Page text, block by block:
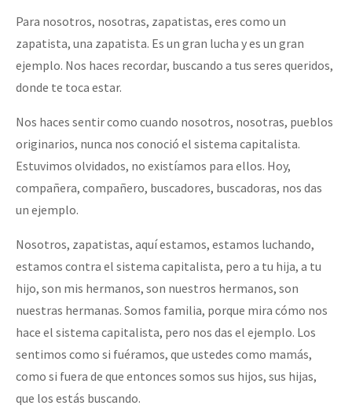
Para nosotros, nosotras, zapatistas, eres como un
zapatista, una zapatista. Es un gran lucha y es un gran
ejemplo. Nos haces recordar, buscando a tus seres queridos,
donde te toca estar.
Nos haces sentir como cuando nosotros, nosotras, pueblos
originarios, nunca nos conoció el sistema capitalista.
Estuvimos olvidados, no existíamos para ellos. Hoy,
compañera, compañero, buscadores, buscadoras, nos das
un ejemplo.
Nosotros, zapatistas, aquí estamos, estamos luchando,
estamos contra el sistema capitalista, pero a tu hija, a tu
hijo, son mis hermanos, son nuestros hermanos, son
nuestras hermanas. Somos familia, porque mira cómo nos
hace el sistema capitalista, pero nos das el ejemplo. Los
sentimos como si fuéramos, que ustedes como mamás,
como si fuera de que entonces somos sus hijos, sus hijas,
que los estás buscando.